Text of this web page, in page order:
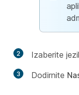
2 Izaberite
3 Dodirnite